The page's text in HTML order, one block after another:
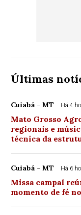
Últimas
Cuiabá - MT Há 4
Mato Grosso
regionais e
técnica da
Cuiabá - MT Há 6
Missa campal
momento de fé